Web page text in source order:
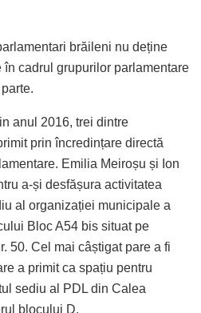
brăileni nu deține
cadrul grupurilor parlamentare
anul 2016, trei dintre
prin încredințare directă
Emilia Meiroșu și Ion
a-și desfășura activitatea
al organizației municipale a
Bloc A54 bis situat pe
50. Cel mai câștigat pare a fi
a primit ca spațiu pentru
sediu al PDL din Calea
blocului D.